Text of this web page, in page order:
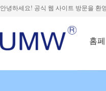
안녕하세요! 공식 웹 사이트 방문을 환
홈페